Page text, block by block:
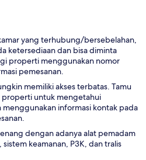
yang terhubung/bersebelahan,
ketersediaan dan bisa diminta
properti menggunakan nomor
pemesanan.
memiliki akses terbatas. Tamu
untuk mengetahui
informasi kontak pada
dengan adanya alat pemadam
keamanan, P3K, dan tralis